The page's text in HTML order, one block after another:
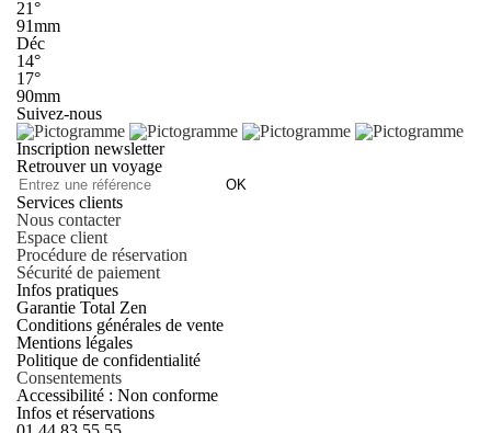
21°
91mm
Déc
14°
17°
90mm
Suivez-nous
Inscription newsletter
Retrouver un voyage
OK
Services clients
Nous contacter
Espace client
Procédure de réservation
Sécurité de paiement
Infos pratiques
Garantie Total Zen
Conditions générales de vente
Mentions légales
Politique de confidentialité
Consentements
Accessibilité : Non conforme
Infos et réservations